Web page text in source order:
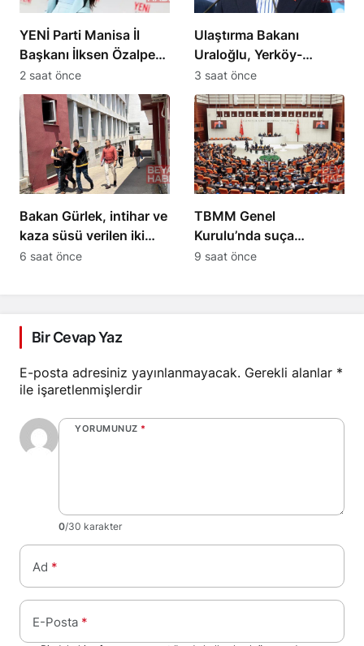
YENİ Parti Manisa İl
Başkanı İlksen Özalper
tutuklandı
2 saat önce
Ulaştırma Bakanı
Uraloğlu, Yerköy-
Kayseri YHT Hattı’nı
tanıttı
3 saat önce
Bakan Gürlek, intihar ve
kaza süsü verilen iki
ölüm olayını aydınlattı
6 saat önce
TBMM Genel
Kurulu’nda suça
sürüklenen çocuklara
9 saat önce
Bir Cevap Yaz
E-posta adresiniz yayınlanmayacak. Gerekli alanlar *
ile işaretlenmişlerdir
YORUMUNUZ *
0/30 karakter
Ad *
E-Posta *